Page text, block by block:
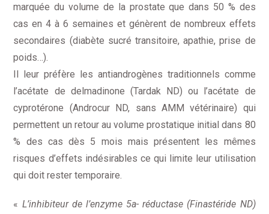
marquée du volume de la prostate que dans 50 % des
cas en 4 à 6 semaines et génèrent de nombreux effets
secondaires (diabète sucré transitoire, apathie, prise de
poids…).
Il leur préfère les antiandrogènes traditionnels comme
l’acétate de delmadinone (Tardak ND) ou l’acétate de
cyprotérone (Androcur ND, sans AMM vétérinaire) qui
permettent un retour au volume prostatique initial dans 80
% des cas dès 5 mois mais présentent les mêmes
risques d’effets indésirables ce qui limite leur utilisation
qui doit rester temporaire.
« L’inhibiteur de l’enzyme 5a- réductase (Finastéride ND)